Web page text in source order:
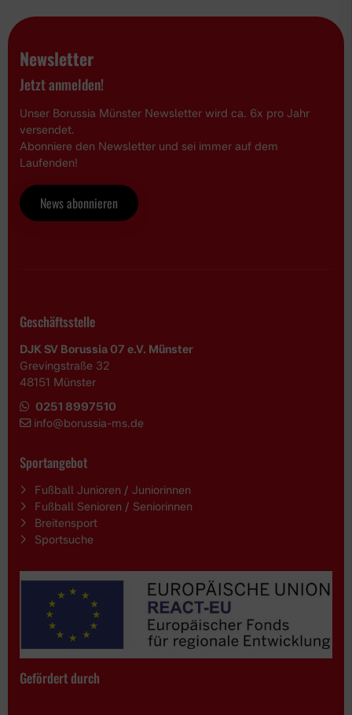
Newsletter
Jetzt anmelden!
Unser Borussia Münster Newsletter wird ca. 6x pro Jahr
versendet.
Abonniere den Newsletter und sei immer auf dem
Laufenden!
News abonnieren
Geschäftsstelle
DJK SV Borussia 07 e.V. Münster
Grevingstraße 32
48151 Münster
0251 8997510
info@borussia-ms.de
Sportangebot
Fußball Junioren / Juniorinnen
Fußball Senioren / Seniorinnen
Breitensport
Sportsuche
Gefördert durch